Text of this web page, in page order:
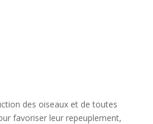
des oiseaux et de toutes
favoriser leur repeuplement,